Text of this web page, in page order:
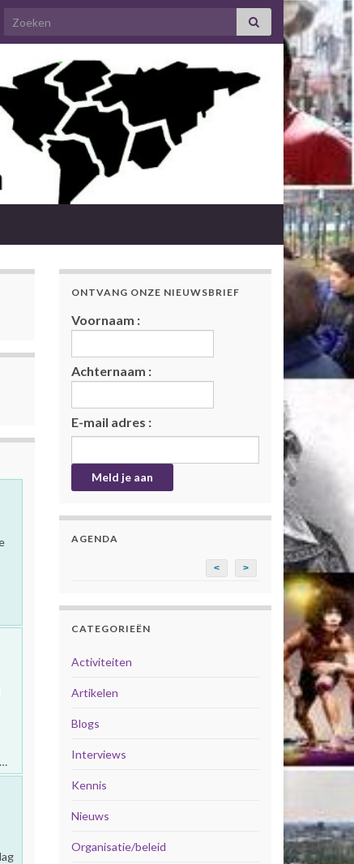
Search for:
ONTVANG ONZE NIEUWSBRIEF
Voornaam :
Achternaam :
E-mail adres :
AGENDA
< >
CATEGORIEËN
Activiteiten
Artikelen
Blogs
Interviews
Kennis
Nieuws
Organisatie/beleid